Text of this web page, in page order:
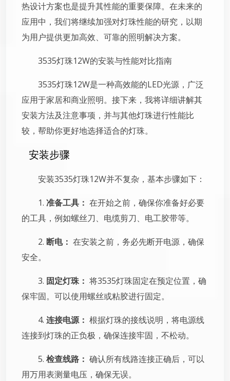
热设计方案也是提升其性能的重要保障。在未来的
应用中，我们将继续加强对灯珠性能的研究，以期
为用户提供更加高效、可靠的照明解决方案。
3535灯珠12W的安装与性能对比指南
3535灯珠12W是一种高效能的LED光源，广泛
应用于家居和商业照明。接下来，我将详细讲解其
安装方法及注意事项，并与其他灯珠进行性能比
较，帮助你更好地选择适合的灯珠。
安装步骤
安装3535灯珠12W并不复杂，基本步骤如下：
1. 准备工具： 在开始之前，确保你准备好必要
的工具，例如螺丝刀、电缆剪刀、电工胶带等。
2. 断电： 在安装之前，务必先断开电源，确保
安全。
3. 固定灯珠： 将3535灯珠固定在预定位置，确
保牢固。可以使用螺丝或粘胶进行固定。
4. 连接电源： 根据灯珠的接线说明，将电源线
连接到灯珠的正负极，确保连接牢固，不松动。
5. 检查线路： 确认所有线路连接正确后，可以
用万用表测量电压，确保无误。